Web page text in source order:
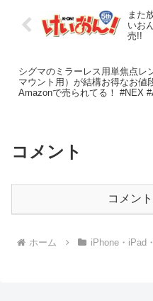
また
いお
売!!
シグマのミラーレス用単焦点レ
マウント用）が結構お得なお値
Amazonで売られてる！ #NEX #Amazon
コメント
コメン
ホーム iPhone・iPad